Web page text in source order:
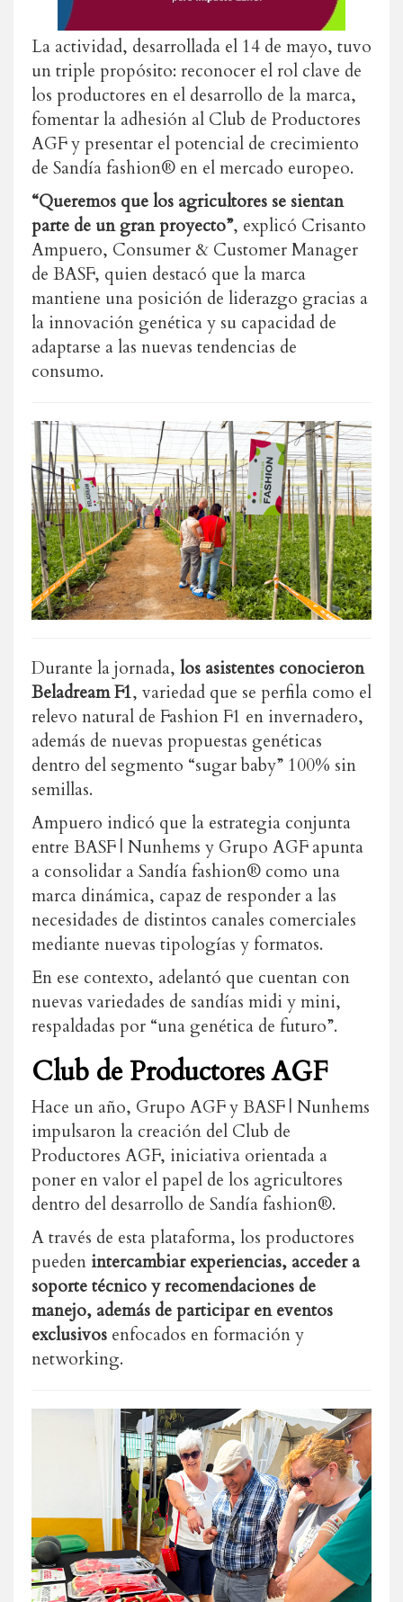
La actividad, desarrollada el 14 de mayo, tuvo
un triple propósito: reconocer el rol clave de
los productores en el desarrollo de la marca,
fomentar la adhesión al Club de Productores
AGF y presentar el potencial de crecimiento
de Sandía fashion® en el mercado europeo.
“Queremos que los agricultores se sientan
parte de un gran proyecto”, explicó Crisanto
Ampuero, Consumer & Customer Manager
de BASF, quien destacó que la marca
mantiene una posición de liderazgo gracias a
la innovación genética y su capacidad de
adaptarse a las nuevas tendencias de
consumo.
Durante la jornada, los asistentes conocieron
Beladream F1, variedad que se perfila como el
relevo natural de Fashion F1 en invernadero,
además de nuevas propuestas genéticas
dentro del segmento “sugar baby” 100% sin
semillas.
Ampuero indicó que la estrategia conjunta
entre BASF | Nunhems y Grupo AGF apunta
a consolidar a Sandía fashion® como una
marca dinámica, capaz de responder a las
necesidades de distintos canales comerciales
mediante nuevas tipologías y formatos.
En ese contexto, adelantó que cuentan con
nuevas variedades de sandías midi y mini,
respaldadas por “una genética de futuro”.
Club de Productores AGF
Hace un año, Grupo AGF y BASF | Nunhems
impulsaron la creación del Club de
Productores AGF, iniciativa orientada a
poner en valor el papel de los agricultores
dentro del desarrollo de Sandía fashion®.
A través de esta plataforma, los productores
pueden intercambiar experiencias, acceder a
soporte técnico y recomendaciones de
manejo, además de participar en eventos
exclusivos enfocados en formación y
networking.